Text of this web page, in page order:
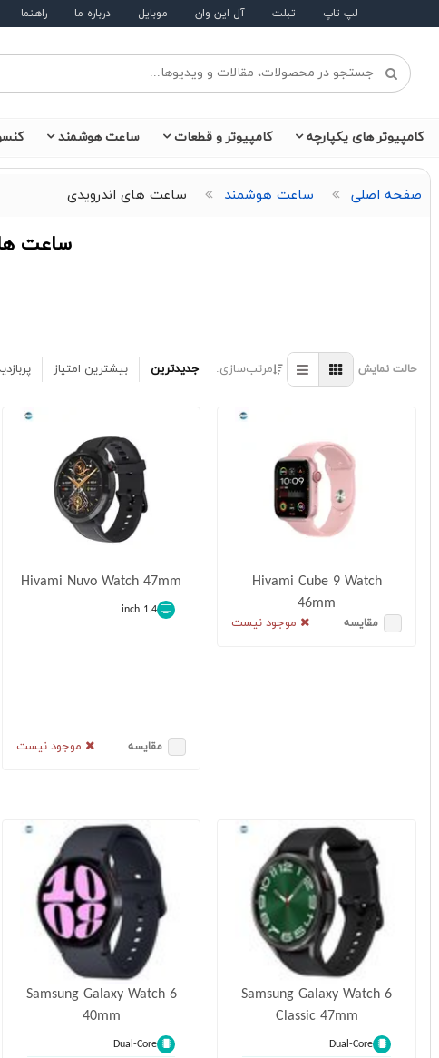
لپ تاپ تبلت آل این وان موبایل درباره ما راهنما
کامپیوتر های یکپارچه کامپیوتر و قطعات ساعت هوشمند
صفحه اصلی ساعت هوشمند ساعت های اندرویدی
ساعت
حالت نمایش مرتب‌سازی: جدیدترین بیشترین امتیاز
Hivami Cube 9 Watch
46mm
موجود نیست مقایسه
Hivami Nuvo Watch 47mm
1.4 inch
موجود نیست مقایسه
Samsung Galaxy Watch 6
Classic 47mm
Dual-Core
Samsung Galaxy Watch 6
40mm
Dual-Core